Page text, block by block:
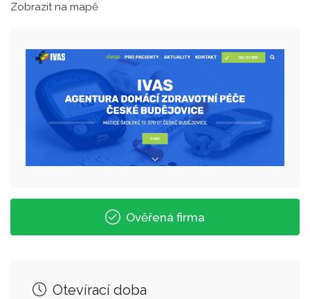
Zobrazit na mapě
Ověřená firma
Otevírací doba